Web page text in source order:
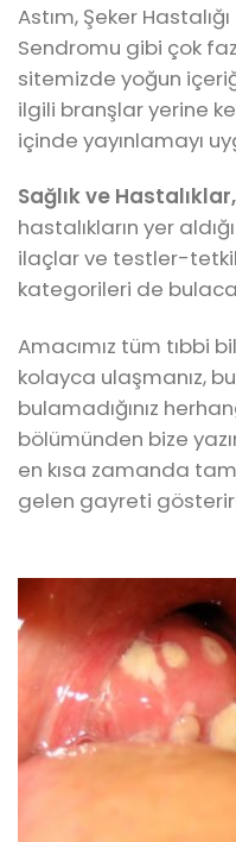
Astım, Şeker
Sendromu gibi çok
sitemizde yoğun
ilgili branşlar yerine
içinde yayınlamayı
Sağlık ve Hastalıklar,
hastalıkların yer
ilaçlar ve testler-
kategorileri de
Amacımız tüm tıbbi
kolayca ulaşmanız,
bulamadığınız
bölümünden bize
en kısa zamanda
gelen gayreti